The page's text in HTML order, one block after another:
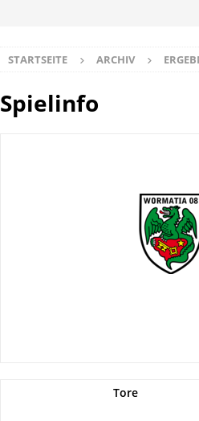
STARTSEITE ARCHIV
Spielinfo
Tore